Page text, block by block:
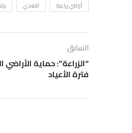
أراضي زراعية التعدي
السابق
“الزراعة”: حماية
فترة الأعياد